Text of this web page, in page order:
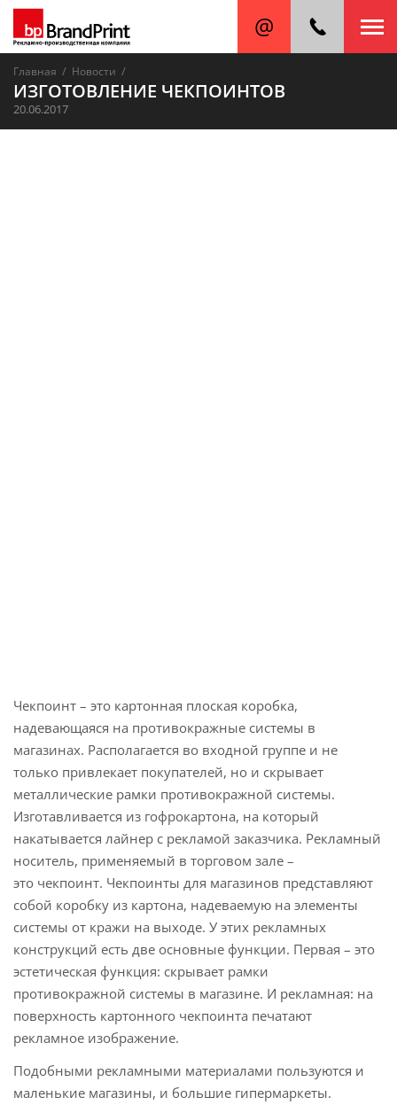
Главная / Новости /
ИЗГОТОВЛЕНИЕ ЧЕКПОИНТОВ
20.06.2017
Чекпоинт – это картонная плоская коробка,
надевающаяся на противокражные системы в
магазинах. Располагается во входной группе и не
только привлекает покупателей, но и скрывает
металлические рамки противокражной системы.
Изготавливается из гофрокартона, на который
накатывается лайнер с рекламой заказчика. Рекламный
носитель, применяемый в торговом зале –
это чекпоинт. Чекпоинты для магазинов представляют
собой коробку из картона, надеваемую на элементы
системы от кражи на выходе. У этих рекламных
конструкций есть две основные функции. Первая – это
эстетическая функция: скрывает рамки
противокражной системы в магазине. И рекламная: на
поверхность картонного чекпоинта печатают
рекламное изображение.
Подобными рекламными материалами пользуются и
маленькие магазины, и большие гипермаркеты.